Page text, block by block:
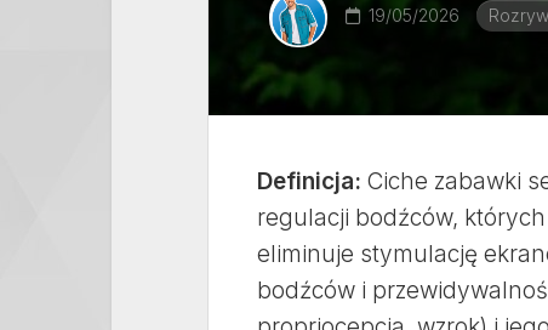
19/05/2026
Definicja: Ciche zabawki
regulacji bodźców,
eliminuje stymulację
bodźców i